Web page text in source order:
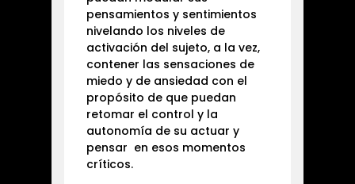
pensamientos y sentimientos
nivelando los niveles de
activación del sujeto, a la vez,
contener las sensaciones de
miedo y de ansiedad con el
propósito de que puedan
retomar el control y la
autonomía de su actuar y
pensar en esos momentos
críticos.